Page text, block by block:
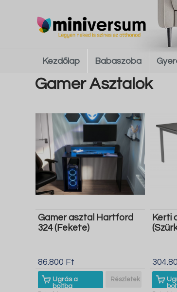
Kezdőlap Babaszoba
Gamer Asztalok
Gamer asztal Hartford
324 (Fekete)
86.800 Ft
Ugrás a
boltba
Részletek
Kerti